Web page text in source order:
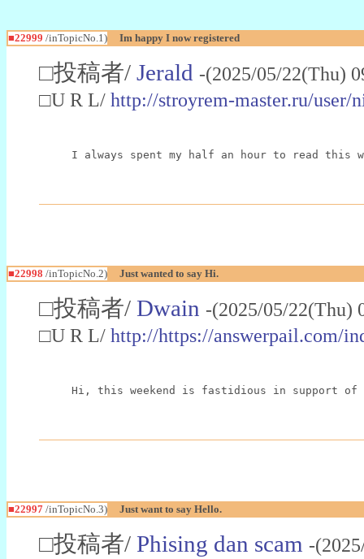
■22999 /inTopicNo.1) Im happy I now registered
□投稿者/ Jerald -(2025/05/22(Thu)
□U R L/ http://stroyrem-master.ru/user/
I always spent my half an hour to read
■22998 /inTopicNo.2) Just wanted to say Hi.
□投稿者/ Dwain -(2025/05/
□U R L/ http://https://answerpail.com/
Hi, this weekend is fastidious in support of
■22997 /inTopicNo.3) Just want to say Hello.
□投稿者/ Phising dan scam -